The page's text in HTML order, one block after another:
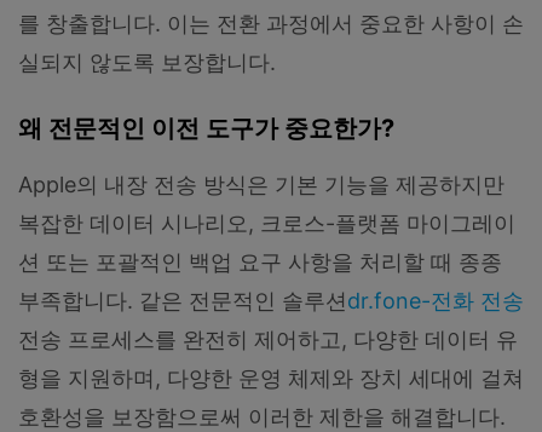
를 창출합니다. 이는 전환 과정에서 중요한 사항이 손
실되지 않도록 보장합니다.
왜 전문적인 이전 도구가 중요한가?
Apple의 내장 전송 방식은 기본 기능을 제공하지만
복잡한 데이터 시나리오, 크로스-플랫폼 마이그레이
션 또는 포괄적인 백업 요구 사항을 처리할 때 종종
부족합니다. 같은 전문적인 솔루션dr.fone-전화 전송
전송 프로세스를 완전히 제어하고, 다양한 데이터 유
형을 지원하며, 다양한 운영 체제와 장치 세대에 걸쳐
호환성을 보장함으로써 이러한 제한을 해결합니다.